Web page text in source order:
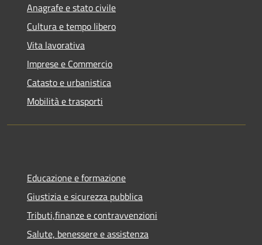
Anagrafe e stato civile
Cultura e tempo libero
Vita lavorativa
Imprese e Commercio
Catasto e urbanistica
Mobilità e trasporti
Educazione e formazione
Giustizia e sicurezza pubblica
Tributi,finanze e contravvenzioni
Salute, benessere e assistenza